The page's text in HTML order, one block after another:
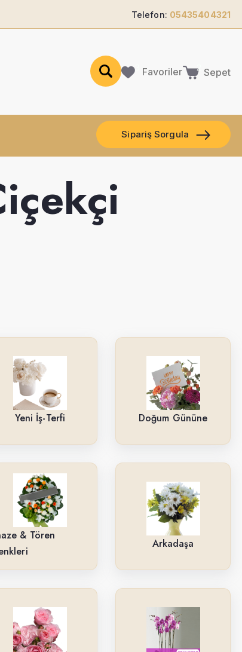
Telefon: 05435404321
Favoriler Sepet
Sipariş Sorgula
Yeni İş-Terfi Doğum Gününe
& Tören
Arkadaşa